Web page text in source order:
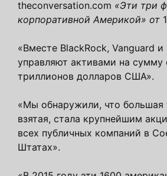
theconversation.com «Эти три
корпоративной Америкой» от
«Вместе BlackRock, Vanguard
управляют активами на сумму
триллионов долларов США».
«Мы обнаружили, что большая
взятая, стала крупнейшим
всех публичных компаний в
Штатах».